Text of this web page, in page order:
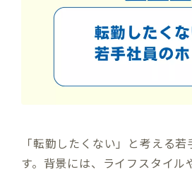
「転勤したくない」と考える
す。背景には、ライフスタイル